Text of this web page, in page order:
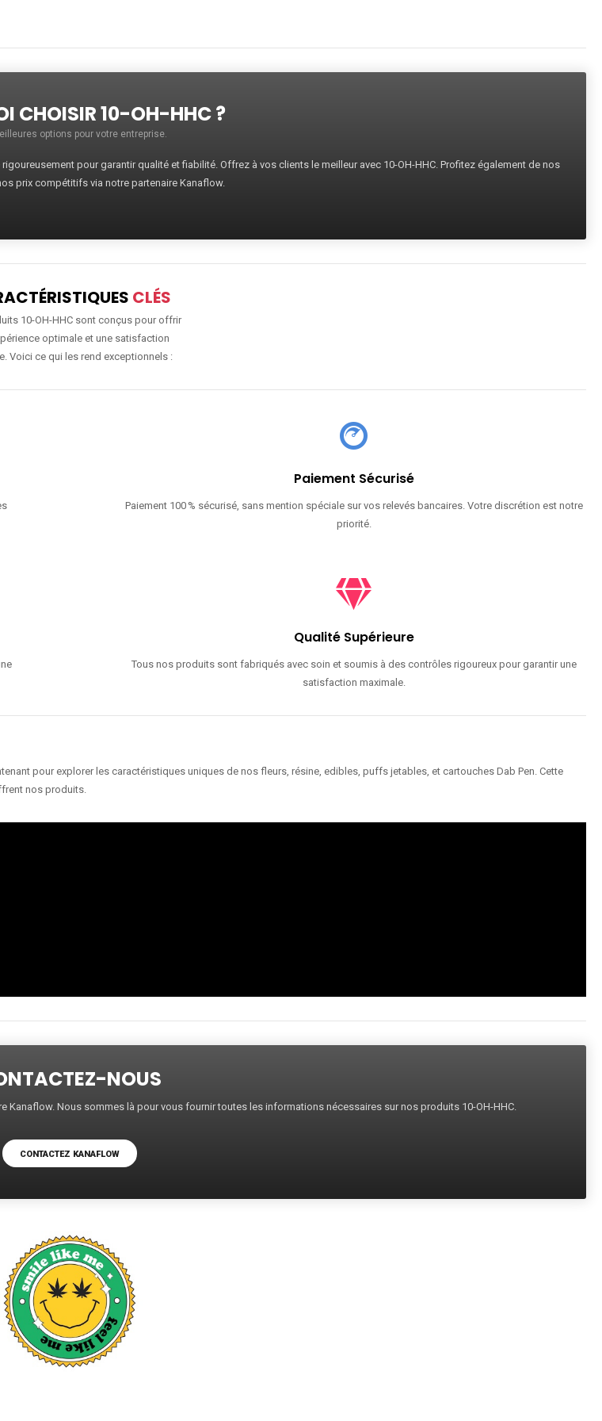
CHOISIR 10-OH-HHC ?
options pour votre entreprise.
pour garantir qualité et fiabilité. Offrez à vos clients le meilleur avec 10-OH-HHC. Profitez également de nos
prix compétitifs via notre partenaire Kanaflow.
CLÉS
10-OH-HHC sont conçus pour offrir
optimale et une satisfaction
Voici ce qui les rend exceptionnels :
Paiement Sécurisé
Paiement 100 % sécurisé, sans mention spéciale sur vos relevés bancaires. Votre discrétion est notre
priorité.
Qualité Supérieure
Tous nos produits sont fabriqués avec soin et soumis à des contrôles rigoureux pour garantir une
satisfaction maximale.
pour explorer les caractéristiques uniques de nos fleurs, résine, edibles, puffs jetables, et cartouches Dab Pen. Cette
nos produits.
NOUS
Nous sommes là pour vous fournir toutes les informations nécessaires sur nos produits 10-OH-HHC.
CONTACTEZ KANAFLOW